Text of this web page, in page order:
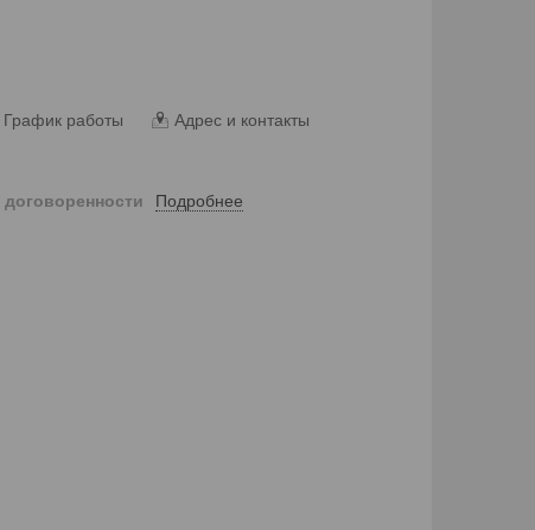
График работы Адрес и контакты
договоренности Подробнее